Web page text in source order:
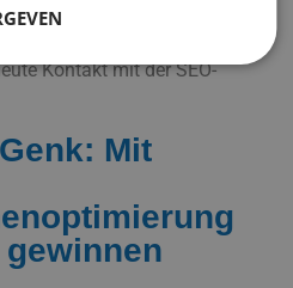
Umgebung. Fragen Sie sich,
voranbringen
Kontakt mit der SEO-
Mit